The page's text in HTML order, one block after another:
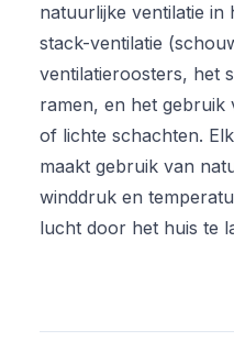
natuurlijke ventilatie in
stack-ventilatie
ventilatieroosters, het
ramen, en het
of lichte schachten.
maakt gebruik van
winddruk en
lucht door het huis te